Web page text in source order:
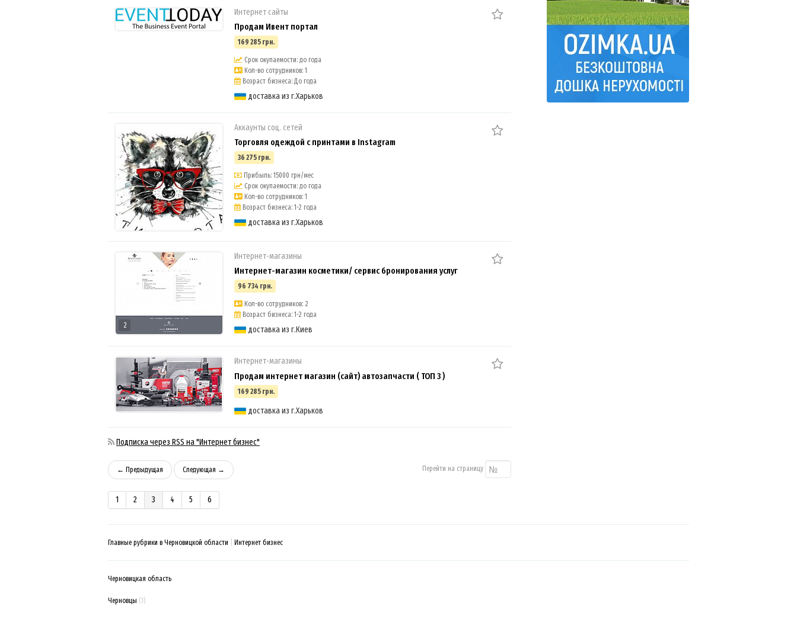
Интернет сайты
Продам Ивент портал
169 285 грн.
Срок окупаемости: до года
Кол-во сотрудников: 1
Возраст бизнеса: До года
доставка из г.Харьков
Аккаунты соц. сетей
Торговля одеждой c принтами в Instagram
36 275 грн.
Прибыль: 15000 грн/мес
Срок окупаемости: до года
Кол-во сотрудников: 1
Возраст бизнеса: 1-2 года
доставка из г.Харьков
2
Интернет-магазины
Интернет-магазин косметики/ сервис бронирования услуг
96 734 грн.
Кол-во сотрудников: 2
Возраст бизнеса: 1-2 года
доставка из г.Киев
Интернет-магазины
Продам интернет магазин (сайт) автозапчасти ( ТОП 3 )
169 285 грн.
доставка из г.Харьков
Подписка через RSS на "Интернет бизнес"
← Предыдущая Следующая → Перейти на страницу
1 2 3 4 5 6
Главные рубрики в Черновицкой области Интернет бизнес
Черновицкая область
Черновцы (1)